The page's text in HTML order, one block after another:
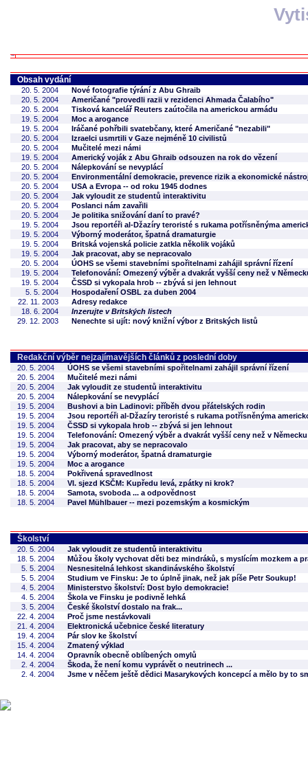
Obsah vydání
20. 5. 2004
Nové fotografie týrání z Abu Ghraib
20. 5. 2004
Američané "provedli razii v rezidenci Ahmada Čalabího"
20. 5. 2004
Tisková kancelář Reuters zaútočila na americkou armádu
19. 5. 2004
Moc a arogance
19. 5. 2004
Iráčané pohřbili svatebčany, které Američané "nezabili"
20. 5. 2004
Izraelci usmrtili v Gaze nejméně 10 civilistů
20. 5. 2004
Mučitelé mezi námi
19. 5. 2004
Americký voják z Abu Ghraib odsouzen na rok do vězení
20. 5. 2004
Nálepkování se nevyplácí
20. 5. 2004
Environmentální demokracie, prevence rizik a ekonomické
20. 5. 2004
USA a Evropa -- od roku 1945 dodnes
20. 5. 2004
Jak vyloudit ze studentů interaktivitu
20. 5. 2004
Poslanci nám zavařili
20. 5. 2004
Je politika snižování daní to pravé?
19. 5. 2004
Jsou reportéři al-Džazíry teroristé s rukama potřísněnýma
19. 5. 2004
Výborný moderátor, špatná dramaturgie
19. 5. 2004
Britská vojenská policie zatkla několik vojáků
19. 5. 2004
Jak pracovat, aby se nepracovalo
20. 5. 2004
ÚOHS se všemi stavebními spořitelnami zahájil správní řízení
19. 5. 2004
Telefonování: Omezený výběr a dvakrát vyšší ceny než v
19. 5. 2004
ČSSD si vykopala hrob -- zbývá si jen lehnout
5. 5. 2004
Hospodaření OSBL za duben 2004
22. 11. 2003
Adresy redakce
18. 6. 2004
Inzerujte v Britských listech
29. 12. 2003
Nenechte si ujít: nový knižní výbor z Britských listů
Redakční výběr nejzajímavějších článků z poslední doby
20. 5. 2004
ÚOHS se všemi stavebními spořitelnami zahájil správní řízení
20. 5. 2004
Mučitelé mezi námi
20. 5. 2004
Jak vyloudit ze studentů interaktivitu
20. 5. 2004
Nálepkování se nevyplácí
19. 5. 2004
Bushovi a bin Ladinovi: příběh dvou přátelských rodin
19. 5. 2004
Jsou reportéři al-Džazíry teroristé s rukama potřísněnýma
19. 5. 2004
ČSSD si vykopala hrob -- zbývá si jen lehnout
19. 5. 2004
Telefonování: Omezený výběr a dvakrát vyšší ceny než v Německu
19. 5. 2004
Jak pracovat, aby se nepracovalo
19. 5. 2004
Výborný moderátor, špatná dramaturgie
19. 5. 2004
Moc a arogance
18. 5. 2004
Pokřivená spravedlnost
18. 5. 2004
VI. sjezd KSČM: Kupředu levá, zpátky ni krok?
18. 5. 2004
Samota, svoboda ... a odpovědnost
18. 5. 2004
Pavel Mühlbauer -- mezi pozemským a kosmickým
Školství
20. 5. 2004
Jak vyloudit ze studentů interaktivitu
18. 5. 2004
Můžou školy vychovat děti bez mindráků, s myslícím mozkem a
5. 5. 2004
Nesnesitelná lehkost skandinávského školství
5. 5. 2004
Studium ve Finsku: Je to úplně jinak, než jak píše Petr Soukup!
4. 5. 2004
Ministerstvo školství: Dost bylo demokracie!
4. 5. 2004
Škola ve Finsku je podivně lehká
3. 5. 2004
České školství dostalo na frak...
22. 4. 2004
Proč jsme nestávkovali
21. 4. 2004
Elektronická učebnice české literatury
19. 4. 2004
Pár slov ke školství
15. 4. 2004
Zmatený výklad
14. 4. 2004
Opravník obecně oblíbených omylů
2. 4. 2004
Škoda, že není komu vyprávět o neutrinech ...
2. 4. 2004
Jsme v něčem ještě dědici Masarykových koncepcí a mělo by to